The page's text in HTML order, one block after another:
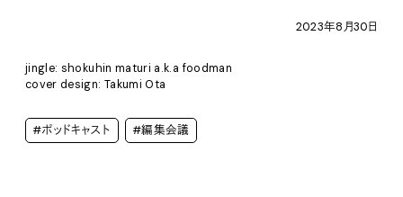
2023年8月30日
jingle: shokuhin maturi a.k.a foodman
cover design: Takumi Ota
#ポッドキャスト #編集会議